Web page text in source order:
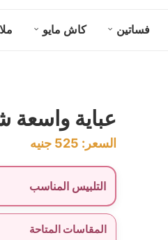
فساتين كاش مايو
عباية واسعة
السعر: 525 جنيه
التلبيس المناسب
المقاسات المتاحة